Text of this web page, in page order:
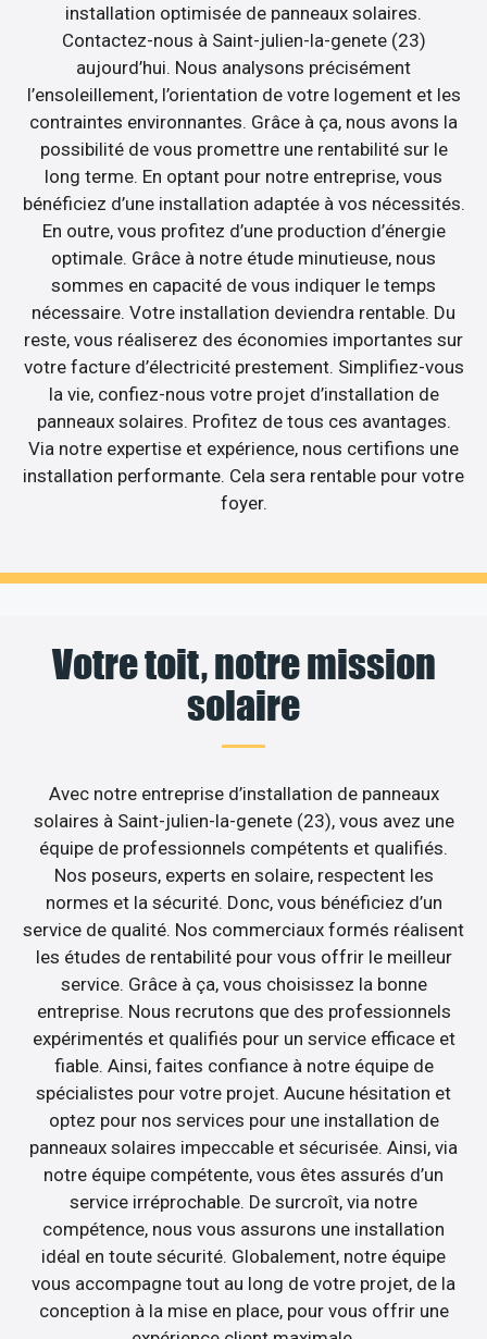
installation optimisée de panneaux solaires.
Contactez-nous à Saint-julien-la-genete (23)
aujourd’hui. Nous analysons précisément
l’ensoleillement, l’orientation de votre logement et les
contraintes environnantes. Grâce à ça, nous avons la
possibilité de vous promettre une rentabilité sur le
long terme. En optant pour notre entreprise, vous
bénéficiez d’une installation adaptée à vos nécessités.
En outre, vous profitez d’une production d’énergie
optimale. Grâce à notre étude minutieuse, nous
sommes en capacité de vous indiquer le temps
nécessaire. Votre installation deviendra rentable. Du
reste, vous réaliserez des économies importantes sur
votre facture d’électricité prestement. Simplifiez-vous
la vie, confiez-nous votre projet d’installation de
panneaux solaires. Profitez de tous ces avantages.
Via notre expertise et expérience, nous certifions une
installation performante. Cela sera rentable pour votre
foyer.
Votre toit, notre mission
solaire
Avec notre entreprise d’installation de panneaux
solaires à Saint-julien-la-genete (23), vous avez une
équipe de professionnels compétents et qualifiés.
Nos poseurs, experts en solaire, respectent les
normes et la sécurité. Donc, vous bénéficiez d’un
service de qualité. Nos commerciaux formés réalisent
les études de rentabilité pour vous offrir le meilleur
service. Grâce à ça, vous choisissez la bonne
entreprise. Nous recrutons que des professionnels
expérimentés et qualifiés pour un service efficace et
fiable. Ainsi, faites confiance à notre équipe de
spécialistes pour votre projet. Aucune hésitation et
optez pour nos services pour une installation de
panneaux solaires impeccable et sécurisée. Ainsi, via
notre équipe compétente, vous êtes assurés d’un
service irréprochable. De surcroît, via notre
compétence, nous vous assurons une installation
idéal en toute sécurité. Globalement, notre équipe
vous accompagne tout au long de votre projet, de la
conception à la mise en place, pour vous offrir une